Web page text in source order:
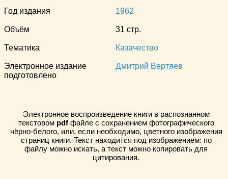
Год издания 1962
Объём 31 стр.
Тематика Казачество
Электронное издание
подготовлено
Дмитрий Вертяев
Электронное воспроизведение книги в распознанном
текстовом pdfфайле с сохранением фотографического
чёрно-белого, или, если необходимо, цветного изображения
страниц книги. Текст находится под изображением: по
файлу можно искать, а текст можно копировать для
цитирования.